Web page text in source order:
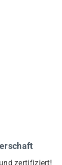
zertifiziert!